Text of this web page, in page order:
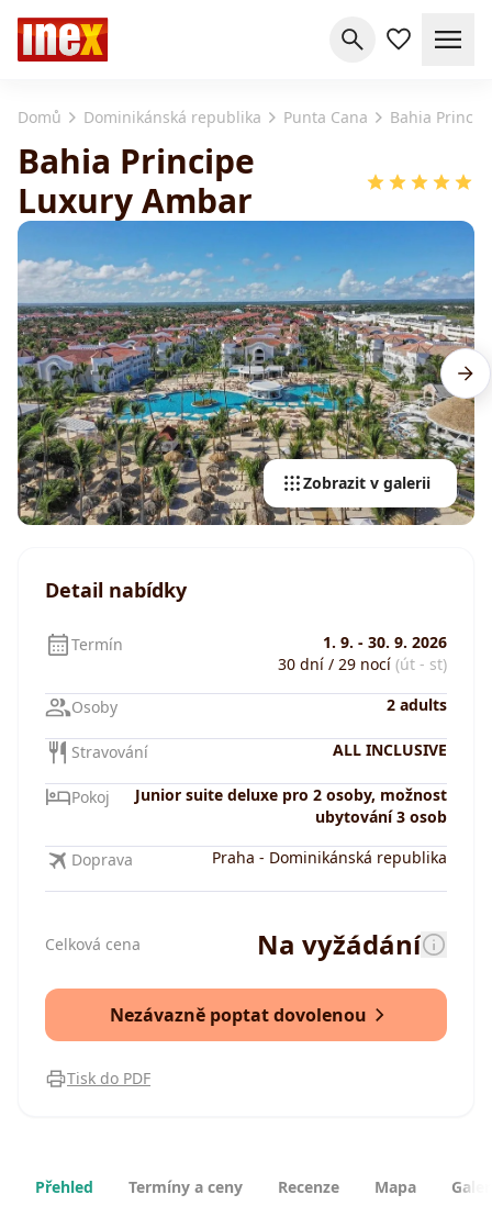
Domů Dominikánská republika Punta Cana Bahia
Bahia Principe
Luxury Ambar
Zobrazit v galerii
Detail nabídky
Termín 1. 9. - 30. 9. 2026
30 dní / 29 nocí (út - st)
Osoby 2 adults
Stravování ALL INCLUSIVE
Pokoj
Junior suite deluxe pro 2 osoby, možnost
ubytování 3 osob
Doprava Praha - Dominikánská republika
Celková cena Na vyžádání
Nezávazně poptat dovolenou
Tisk do PDF
Přehled Termíny a ceny Recenze Mapa